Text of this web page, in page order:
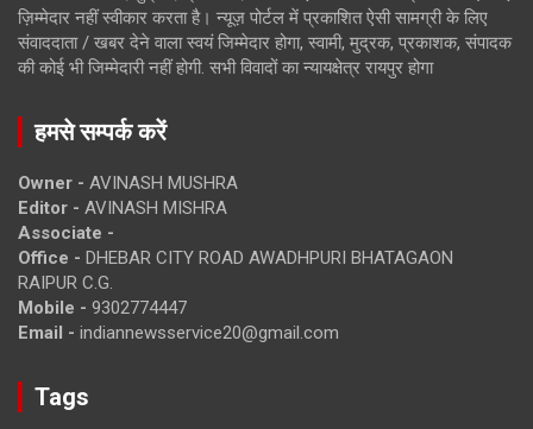
ज़िम्मेदार नहीं स्वीकार करता है। न्यूज़ पोर्टल में प्रकाशित ऐसी सामग्री के लिए
संवाददाता / खबर देने वाला स्वयं जिम्मेदार होगा, स्वामी, मुद्रक, प्रकाशक, संपादक
की कोई भी जिम्मेदारी नहीं होगी. सभी विवादों का न्यायक्षेत्र रायपुर होगा
हमसे सम्पर्क करें
Owner - AVINASH MUSHRA
Editor - AVINASH MISHRA
Associate -
Office - DHEBAR CITY ROAD AWADHPURI BHATAGAON
RAIPUR C.G.
Mobile - 9302774447
Email - indiannewsservice20@gmail.com
Tags